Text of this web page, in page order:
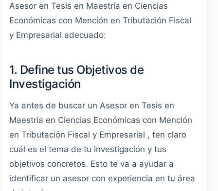
Asesor en Tesis en Maestría en Ciencias
Económicas con Mención en Tributación Fiscal
y Empresarial adecuado:
1. Define tus Objetivos de
Investigación
Ya antes de buscar un Asesor en Tesis en
Maestría en Ciencias Económicas con Mención
en Tributación Fiscal y Empresarial , ten claro
cuál es el tema de tu investigación y tus
objetivos concretos. Esto te va a ayudar a
identificar un asesor con experiencia en tu área